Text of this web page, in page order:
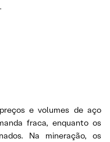
e volumes de aço
fraca, enquanto os
Na mineração, os